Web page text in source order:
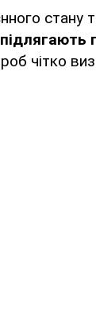
стану
чітко